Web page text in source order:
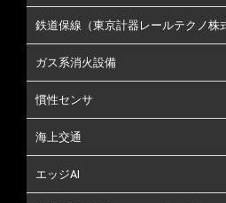
鉄道保線（東京計器レールテクノ株
ガス系消火設備
慣性センサ
海上交通
エッジAI